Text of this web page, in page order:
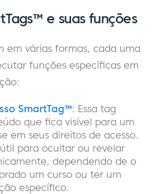
e suas funções
em várias formas, cada uma
funções específicas em
SmartTag™: Essa tag
que fica visível para um
em seus direitos de acesso.
para ocultar ou revelar
dependendo de o
um curso ou ter um
específico.